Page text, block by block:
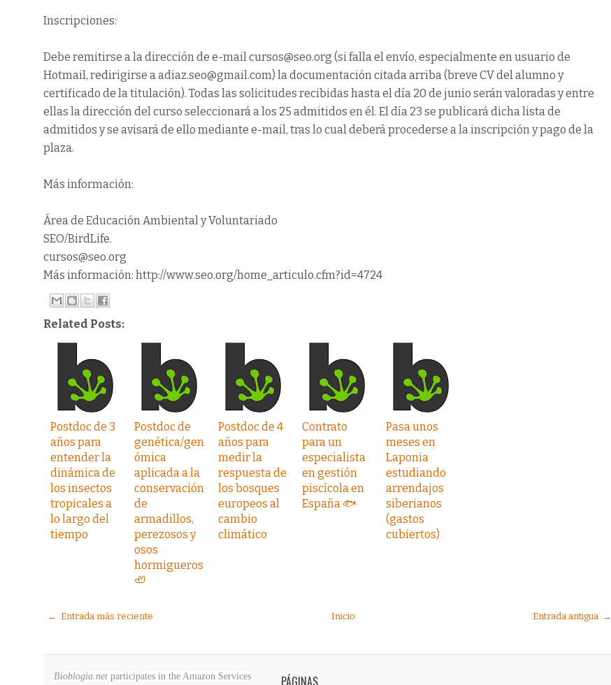
Inscripciones:
Debe remitirse a la dirección de e-mail cursos@seo.org (si falla el envío, especialmente en usuario de
Hotmail, redirigirse a adiaz.seo@gmail.com) la documentación citada arriba (breve CV del alumno y
certificado de la titulación). Todas las solicitudes recibidas hasta el día 20 de junio serán valoradas y entre
ellas la dirección del curso seleccionará a los 25 admitidos en él. El día 23 se publicará dicha lista de
admitidos y se avisará de ello mediante e-mail, tras lo cual deberá procederse a la inscripción y pago de la
plaza.
Más información:
Área de Educación Ambiental y Voluntariado
SEO/BirdLife.
cursos@seo.org
Más información: http://www.seo.org/home_articulo.cfm?id=4724
Related Posts:
Postdoc de 3
años para
entender la
dinámica de
los insectos
tropicales a
lo largo del
tiempo
Postdoc de
genética/gen
ómica
aplicada a la
conservación
de
armadillos,
perezosos y
osos
hormigueros
🦥
Postdoc de 4
años para
medir la
respuesta de
los bosques
europeos al
cambio
climático
Contrato
para un
especialista
en gestión
piscícola en
España 🐟
Pasa unos
meses en
Laponia
estudiando
arrendajos
siberianos
(gastos
cubiertos)
← Entrada más reciente Entrada antigua →
Inicio
Bioblogia.net participates in the Amazon Services PÁGINAS